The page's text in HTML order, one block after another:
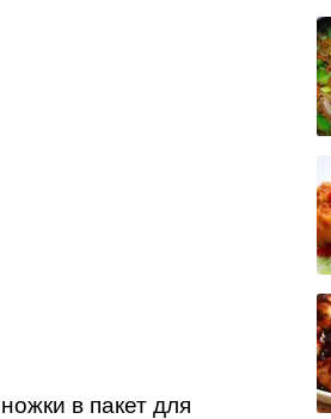
в пакет для